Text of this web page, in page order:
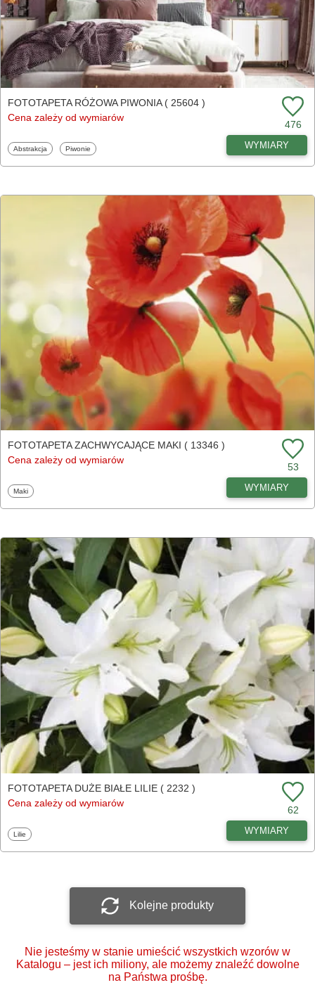
FOTOTAPETA RÓŻOWA PIWONIA ( 25604 )
Cena zależy od wymiarów
476
Fototapety
Abstrakcja Fototapety
Piwonie WYMIARY
FOTOTAPETA ZACHWYCAJĄCE MAKI ( 13346 )
Cena zależy od wymiarów
53
Fototapety
Maki WYMIARY
FOTOTAPETA DUŻE BIAŁE LILIE ( 2232 )
Cena zależy od wymiarów
62
Fototapety
Lilie WYMIARY
Kolejne produkty
Nie jesteśmy w stanie umieścić wszystkich wzorów w
Katalogu – jest ich miliony, ale możemy znaleźć dowolne
na Państwa prośbę.